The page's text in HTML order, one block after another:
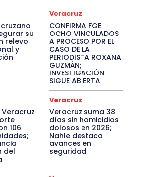
su
relevo
y
Veracruz
CONFIRMA FGE
OCHO VINCULADOS
A PROCESO POR EL
CASO DE LA
PERIODISTA ROXANA
GUZMÁN;
INVESTIGACIÓN
SIGUE ABIERTA
106
del
Veracruz
Veracruz suma 38
días sin homicidios
dolosos en 2026;
Nahle destaca
avances en
seguridad